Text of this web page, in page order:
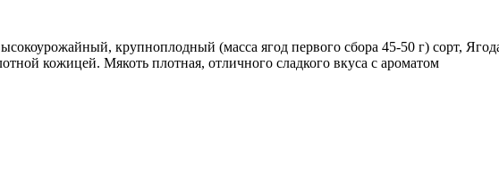
крупноплодный (масса ягод первого сбора 45-50 г) сорт,
кожицей. Мякоть плотная, отличного сладкого вкуса с ароматом